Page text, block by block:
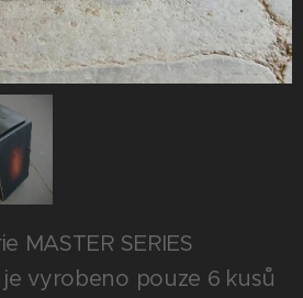
MASTER SERIES
vyrobeno pouze 6 kusů